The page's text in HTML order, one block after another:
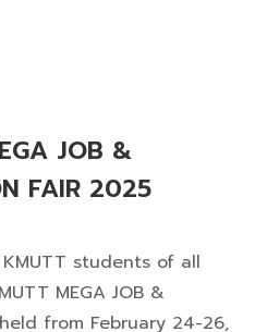
JOB &
FAIR 2025
students of all
MEGA JOB &
held from February 24-26,